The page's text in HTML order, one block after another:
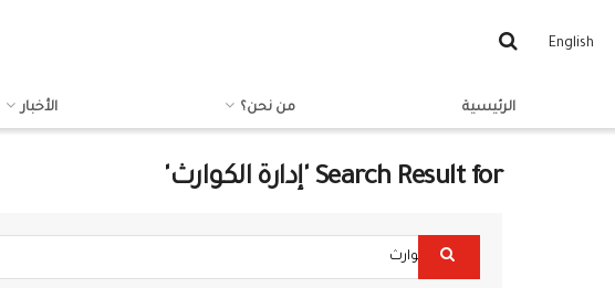
English
الرئيسية من نحن؟ الأخبار
Search Result for 'إدارة الكوارث'